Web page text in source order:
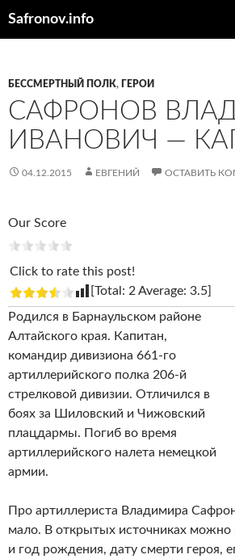
Safronov.info
БЕССМЕРТНЫЙ ПОЛК, ГЕРОИ
САФРОНОВ
ИВАНОВИЧ —
04.12.2015 ЕВГЕНИЙ ОСТАВИТЬ
Our Score
Click to rate this post!
[Total: 2 Average: 3.5]
Родился в Барнаульском районе
Алтайского края. Капитан,
командир дивизиона 661-го
артиллерийского полка 206-й
стрелковой дивизии. Отличился в
боях за Шиловский и Чижовский
плацдармы. Погиб во время
артиллерийского налета немецкой
армии.
Про артиллериста Владимира
мало. В открытых источниках можно
и год рождения, дату смерти героя,